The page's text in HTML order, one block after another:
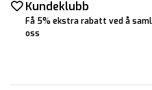
Kundeklubb
Få 5% ekstra rabatt ved å
oss